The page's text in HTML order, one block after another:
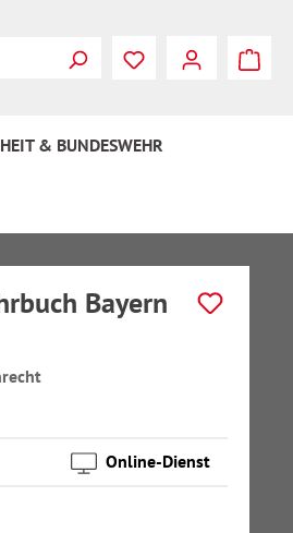
& BUNDESWEHR
Bayern
Online-Dienst